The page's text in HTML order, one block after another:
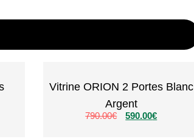
Vitrine ORION 2 Portes Blanc
Argent
790.00€ 590.00€